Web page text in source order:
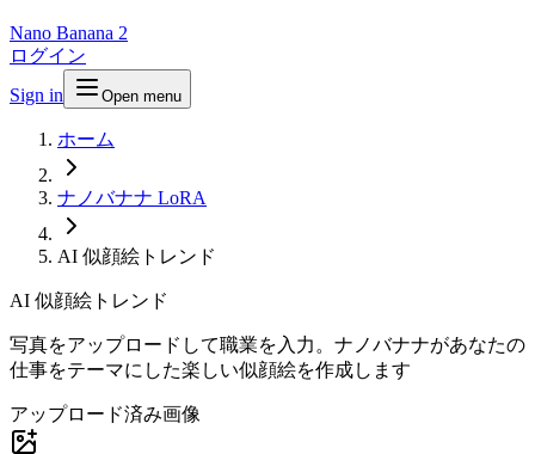
Nano Banana 2
ログイン
Sign in
Open menu
ホーム
ナノバナナ LoRA
AI 似顔絵トレンド
AI 似顔絵トレンド
写真をアップロードして職業を入力。ナノバナナがあなたの
仕事をテーマにした楽しい似顔絵を作成します
アップロード済み画像